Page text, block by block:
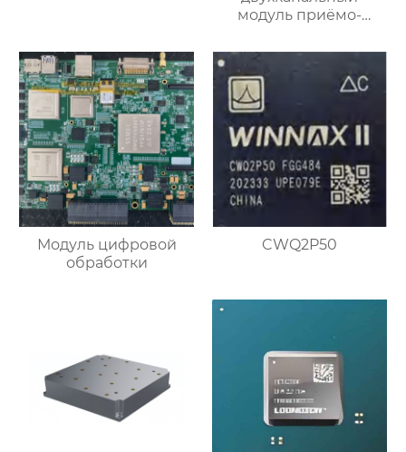
модуль приёмо-
преобразования
Модуль цифровой
обработки
CWQ2P50